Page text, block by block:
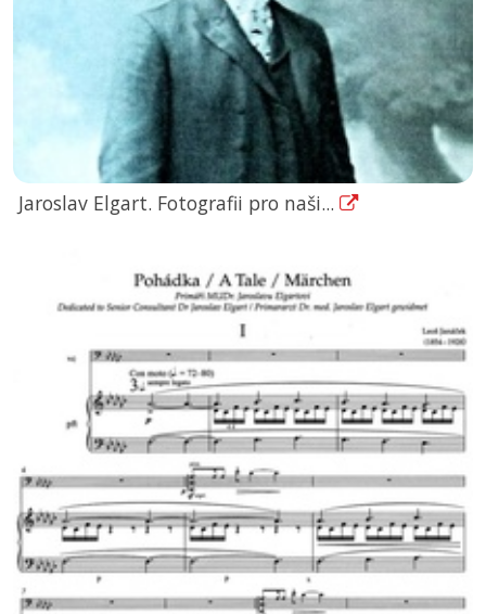
Jaroslav Elgart. Fotografii pro naši...